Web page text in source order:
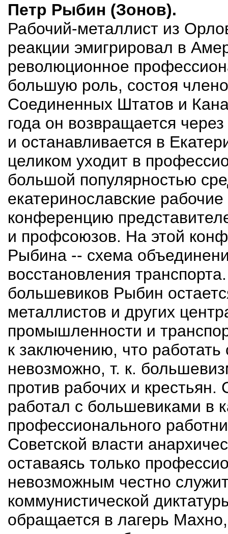
Петр Рыбин (Зонов).
Рабочий-металлист из
реакции эмигрировал в
революционное
большую роль, состоя
Соединенных Штатов и
года он возвращается
и останавливается в
целиком уходит в
большой популярностью
екатеринославские
конференцию
и профсоюзов. На этой
Рыбина -- схема
восстановления
большевиков Рыбин
металлистов и других
промышленности и
к заключению, что
невозможно, т. к.
против рабочих и
работал с большевиками в
профессионального
Советской власти
оставаясь только
невозможным честно
коммунистической
обращается в лагерь